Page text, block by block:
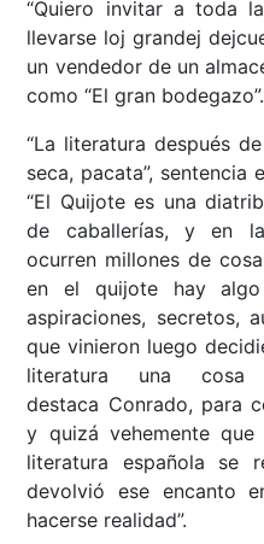
“Quiero invitar a toda
llevarse loj grandej
un vendedor de un
como “El gran bodegazo”.
“La literatura después
seca, pacata”,
“El Quijote es una
de caballerías, y en
ocurren millones de
en el quijote hay algo
aspiraciones, secretos,
que vinieron luego
literatura una cosa
destaca Conrado, para
y quizá vehemente
literatura española se
devolvió ese encanto
hacerse realidad”.